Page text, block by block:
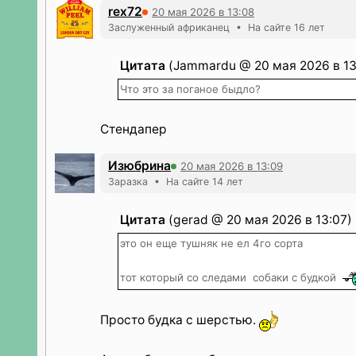
rex72 20 мая 2026 в 13:08
Заслуженный африканец • На сайте 16 лет
Цитата (Jammardu @ 20 мая 2026 в
Что это за поганое быдло?
Стендапер
Изюбрина 20 мая 2026 в 13:09
Заразка • На сайте 14 лет
Цитата (gerad @ 20 мая 2026 в 13:07)
это он еще тушняк не ел 4го сорта
тот который со следами собаки с будкой
Просто будка с шерстью.